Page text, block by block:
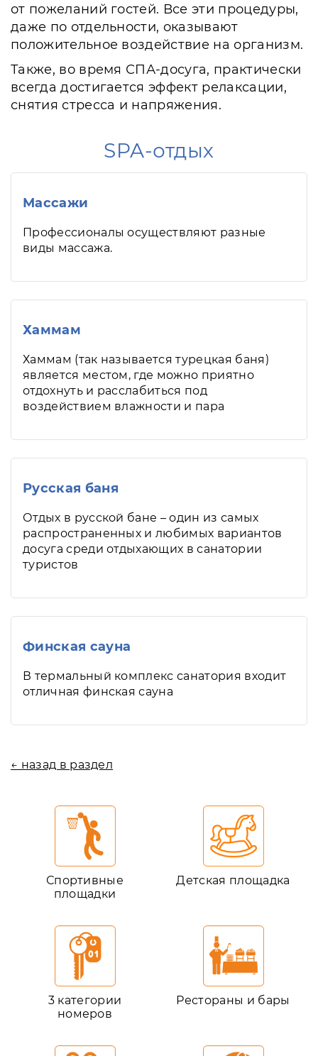
от пожеланий гостей. Все эти процедуры,
даже по отдельности, оказывают
положительное воздействие на организм.
Также, во время СПА-досуга, практически
всегда достигается эффект релаксации,
снятия стресса и напряжения.
SPA-отдых
Массажи
Профессионалы осуществляют разные
виды массажа.
Хаммам
Хаммам (так называется турецкая баня)
является местом, где можно приятно
отдохнуть и расслабиться под
воздействием влажности и пара
Русская баня
Отдых в русской бане – один из самых
распространенных и любимых вариантов
досуга среди отдыхающих в санатории
туристов
Финская сауна
В термальный комплекс санатория входит
отличная финская сауна
← назад в раздел
Спортивные
площадки
Детская площадка
3 категории
номеров
Рестораны и бары